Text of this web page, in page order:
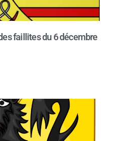
faillites du 6 décembre